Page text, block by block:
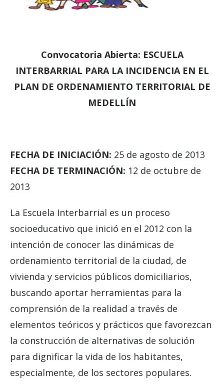
Convocatoria Abierta: ESCUELA
INTERBARRIAL PARA LA INCIDENCIA EN EL
PLAN DE ORDENAMIENTO TERRITORIAL DE
MEDELLÍN
FECHA DE INICIACIÓN: 25 de agosto de 2013
FECHA DE TERMINACIÓN: 12 de octubre de
2013
La Escuela Interbarrial es un proceso
socioeducativo que inició en el 2012 con la
intención de conocer las dinámicas de
ordenamiento territorial de la ciudad, de
vivienda y servicios públicos domiciliarios,
buscando aportar herramientas para la
comprensión de la realidad a través de
elementos teóricos y prácticos que favorezcan
la construcción de alternativas de solución
para dignificar la vida de los habitantes,
especialmente, de los sectores populares.